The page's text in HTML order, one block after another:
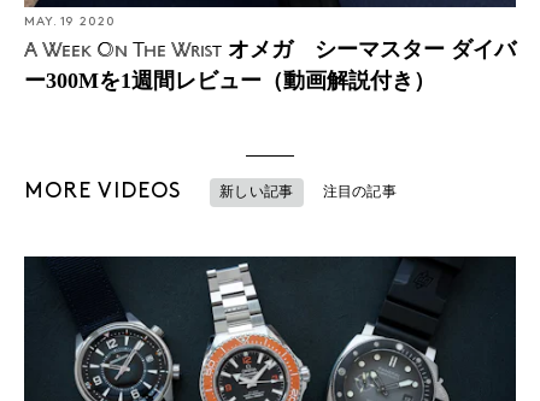
MAY. 19 2020
A Week On The Wrist オメガ シーマスター ダイバ
ー300Mを1週間レビュー（動画解説付き）
MORE VIDEOS 新しい記事 注目の記事